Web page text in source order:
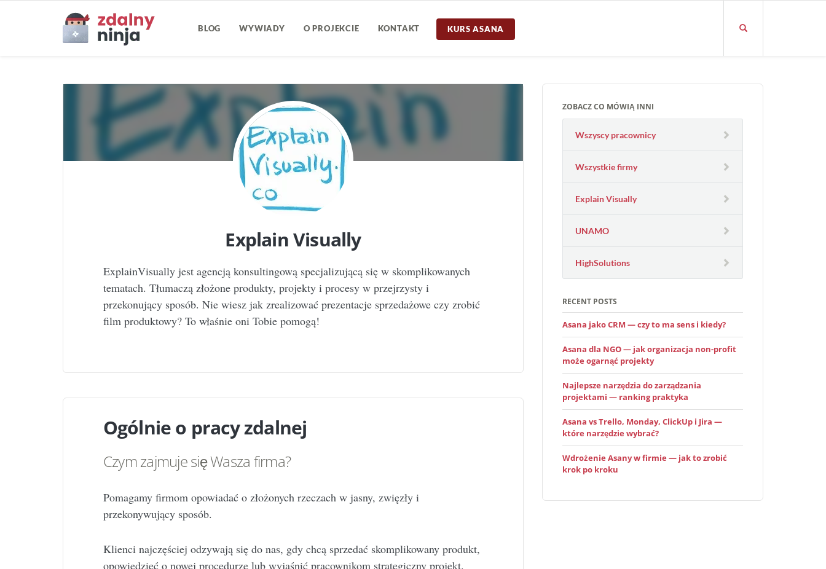
BLOG WYWIADY O PROJEKCIE KONTAKT KURS ASANA
Explain Visually
ExplainVisually jest agencją konsultingową specjalizującą się w skomplikowanych
tematach. Tłumaczą złożone produkty, projekty i procesy w przejrzysty i
przekonujący sposób. Nie wiesz jak zrealizować prezentacje sprzedażowe czy zrobić
film produktowy? To właśnie oni Tobie pomogą!
Ogólnie o pracy zdalnej
Czym zajmuje się Wasza firma?
Pomagamy firmom opowiadać o złożonych rzeczach w jasny, zwięzły i
przekonywujący sposób.
Klienci najczęściej odzywają się do nas, gdy chcą sprzedać skomplikowany produkt,
opowiedzieć o nowej procedurze lub wyjaśnić pracownikom strategiczny projekt.
ZOBACZ CO MÓWIĄ INNI
Wszyscy pracownicy
Wszystkie firmy
Explain Visually
UNAMO
HighSolutions
RECENT POSTS
Asana jako CRM — czy to ma sens i kiedy?
Asana dla NGO — jak organizacja non-profit
może ogarnąć projekty
Najlepsze narzędzia do zarządzania
projektami — ranking praktyka
Asana vs Trello, Monday, ClickUp i Jira —
które narzędzie wybrać?
Wdrożenie Asany w firmie — jak to zrobić
krok po kroku